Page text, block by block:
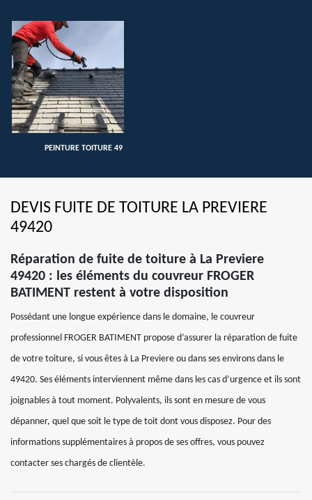
PEINTURE TOITURE 49
DEVIS FUITE DE TOITURE LA PREVIERE
49420
Réparation de fuite de toiture à La Previere
49420 : les éléments du couvreur FROGER
BATIMENT restent à votre disposition
Possédant une longue expérience dans le domaine, le couvreur
professionnel FROGER BATIMENT propose d’assurer la réparation de fuite
de votre toiture, si vous êtes à La Previere ou dans ses environs dans le
49420. Ses éléments interviennent même dans les cas d’urgence et ils sont
joignables à tout moment. Polyvalents, ils sont en mesure de vous
dépanner, quel que soit le type de toit dont vous disposez. Pour des
informations supplémentaires à propos de ses offres, vous pouvez
contacter ses chargés de clientèle.